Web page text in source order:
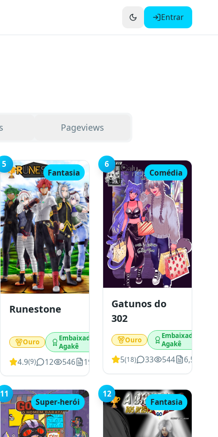
Entrar
Pageviews
5
Fantasia
🏆
Runestone
Ouro
Embaixador
Agakê
4.9(9) 12 546 19,056
6
Comédia
Gatunos do
302
Ouro
Embaixador
Agakê
5(18) 33 544 6,510
11
Super-herói
12
Fantasia
🏆